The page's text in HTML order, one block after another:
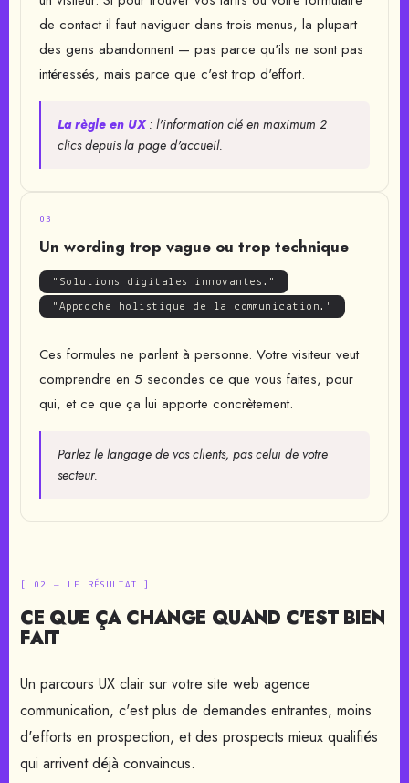
de contact il faut naviguer dans trois menus, la plupart
des gens abandonnent — pas parce qu'ils ne sont pas
intéressés, mais parce que c'est trop d'effort.
La règle en UX: l'information clé en maximum 2
clics depuis la page d'accueil.
03
Un wording trop vague ou trop technique
"Solutions digitales innovantes."
"Approche holistique de la communication."
Ces formules ne parlent à personne. Votre visiteur veut
comprendre en 5 secondes ce que vous faites, pour
qui, et ce que ça lui apporte concrètement.
Parlez le langage de vos clients, pas celui de votre
secteur.
[ 02 — LE RÉSULTAT ]
CE QUE ÇA CHANGE QUAND C'EST BIEN
FAIT
Un parcours UX clair sur votre site web agence
communication, c'est plus de demandes entrantes, moins
d'efforts en prospection, et des prospects mieux qualifiés
qui arrivent déjà convaincus.